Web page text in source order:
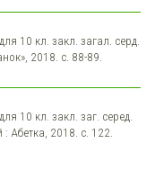
10 кл. закл. загал. серд.
2018. с. 88-89.
10 кл. закл. заг. серед.
Абетка, 2018. с. 122.